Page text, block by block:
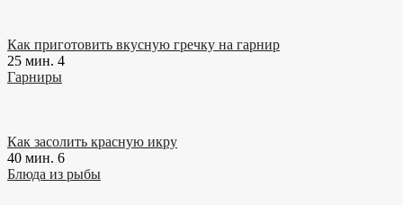
Как приготовить вкусную гречку на гарнир
25 мин. 4
Гарниры
Как засолить красную икру
40 мин. 6
Блюда из рыбы